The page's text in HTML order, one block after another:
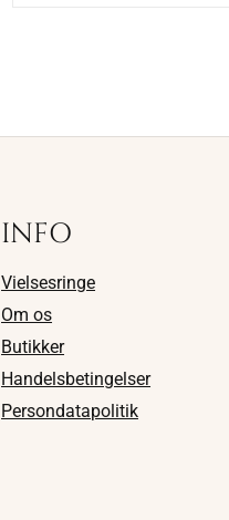
INFO
Vielsesringe
Om os
Butikker
Handelsbetingelser
Persondatapolitik